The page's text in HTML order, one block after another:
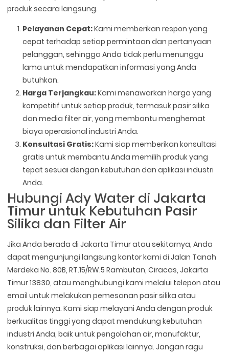
produk secara langsung.
Pelayanan Cepat:Kami memberikan respon yang
cepat terhadap setiap permintaan dan pertanyaan
pelanggan, sehingga Anda tidak perlu menunggu
lama untuk mendapatkan informasi yang Anda
butuhkan.
Harga Terjangkau:Kami menawarkan harga yang
kompetitif untuk setiap produk, termasuk pasir silika
dan media filter air, yang membantu menghemat
biaya operasional industri Anda.
Konsultasi Gratis:Kami siap memberikan konsultasi
gratis untuk membantu Anda memilih produk yang
tepat sesuai dengan kebutuhan dan aplikasi industri
Anda.
Hubungi Ady Water di Jakarta
Timur untuk Kebutuhan Pasir
Silika dan Filter Air
Jika Anda berada di Jakarta Timur atau sekitarnya, Anda
dapat mengunjungi langsung kantor kami di Jalan Tanah
Merdeka No. 80B, RT.15/RW.5 Rambutan, Ciracas, Jakarta
Timur 13830, atau menghubungi kami melalui telepon atau
email untuk melakukan pemesanan pasir silika atau
produk lainnya. Kami siap melayani Anda dengan produk
berkualitas tinggi yang dapat mendukung kebutuhan
industri Anda, baik untuk pengolahan air, manufaktur,
konstruksi, dan berbagai aplikasi lainnya. Jangan ragu